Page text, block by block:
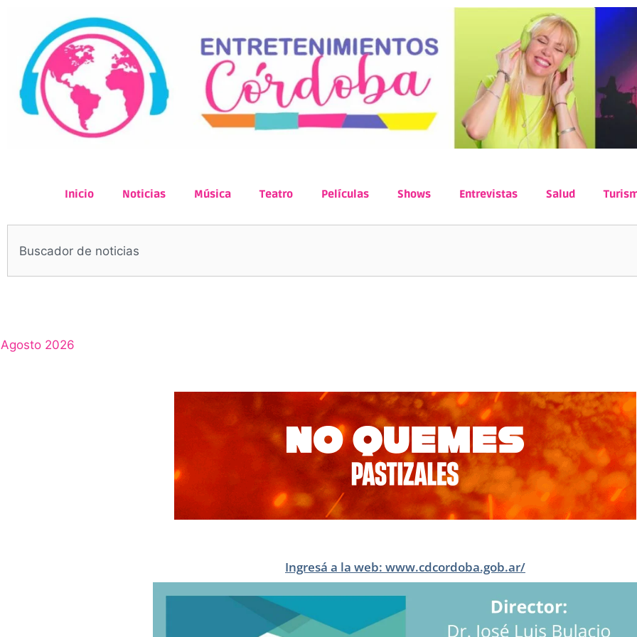
Inicio Noticias Música Teatro Películas Shows Entrevistas Salud
Agosto 2026
Ingresá a la web: www.cdcordoba.gob.ar/